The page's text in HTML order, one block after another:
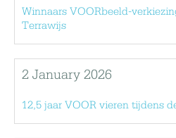
Winnaars VOORbeeld-
Terrawijs
2 January 2026
12,5 jaar VOOR vieren tijdens